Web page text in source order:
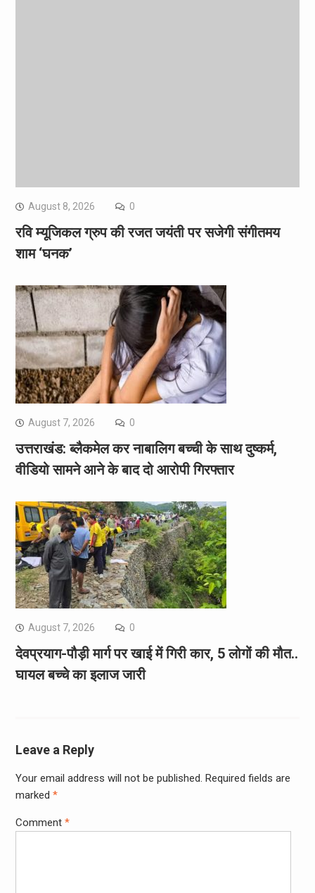
August 8, 2026 0
रवि म्यूजिकल ग्रुप की रजत जयंती पर सजेगी संगीतमय
शाम ‘घनक’
August 7, 2026 0
उत्तराखंड: ब्लैकमेल कर नाबालिग बच्ची के साथ दुष्कर्म,
वीडियो सामने आने के बाद दो आरोपी गिरफ्तार
August 7, 2026 0
देवप्रयाग-पौड़ी मार्ग पर खाई में गिरी कार, 5 लोगों की मौत..
घायल बच्चे का इलाज जारी
Leave a Reply
Your email address will not be published. Required fields are
marked *
Comment *